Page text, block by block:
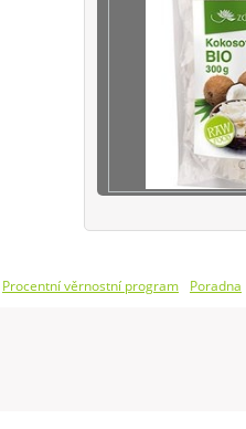
Procentní věrnostní program Poradna